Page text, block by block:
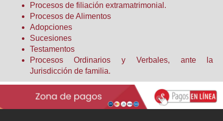
Procesos de filiación extramatrimonial.
Procesos de Alimentos
Adopciones
Sucesiones
Testamentos
Procesos Ordinarios y Verbales, ante la
Jurisdicción de familia.